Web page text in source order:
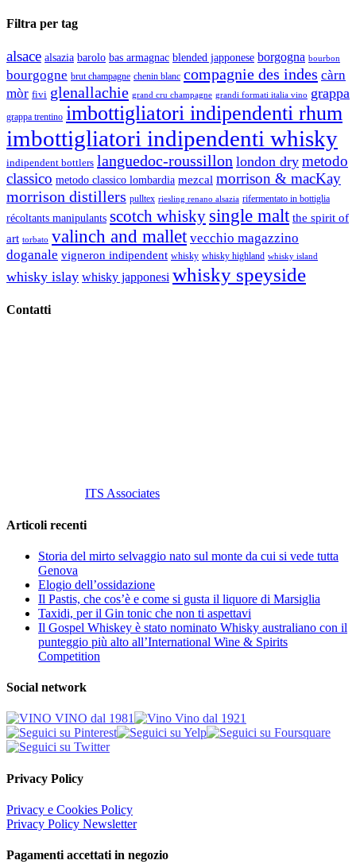
Filtra per tag
alsace alsazia barolo bas armagnac blended japponese borgogna bourbon
bourgogne brut champagne chenin blanc compagnie des indes càrn
mòr fivi glenallachie grand cru champagne grandi formati italia vino grappa
grappa trentino imbottigliatori indipendenti rhum
imbottigliatori indipendenti whisky
indipendent bottlers languedoc-roussillon london dry metodo
classico metodo classico lombardia mezcal morrison & macKay
morrison distillers pulltex riesling renano alsazia rifermentato in bottiglia
récoltants manipulants scotch whisky single malt the spirit of
art torbato valinch and mallet vecchio magazzino
doganale vigneron indipendent whisky whisky highland whisky island
whisky islay whisky japponesi whisky speyside
Contatti
ITS Associates
Articoli recenti
Storia del mirto selvaggio nato sul monte da cui si vede tutta
Genova
Elogio dell’ossidazione
Il Pastis, che cos’è e come si gusta il liquore di Marsiglia
Taxidi, per il Gin tonic che non ti aspettavi
Il Gospel Whiskey è stato nominato Whisky australiano con il
punteggio più alto all’International Wine & Spirits
Competition
Social network
Privacy Policy
Privacy e Cookies Policy
Privacy Policy Newsletter
Pagamenti accettati in negozio